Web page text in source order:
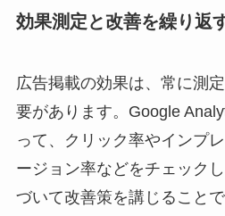
効果測定と改善を繰り返
広告掲載の効果は、常に測
要があります。Google
って、クリック率やインプ
ージョン率などをチェック
づいて改善策を講じること